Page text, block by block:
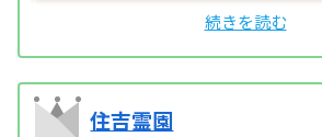
住吉霊園